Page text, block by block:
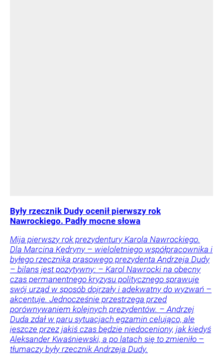
Były rzecznik Dudy ocenił pierwszy rok
Nawrockiego. Padły mocne słowa
Mija pierwszy rok prezydentury Karola Nawrockiego.
Dla Marcina Kędryny – wieloletniego współpracownika i
byłego rzecznika prasowego prezydenta Andrzeja Dudy
– bilans jest pozytywny: – Karol Nawrocki na obecny
czas permanentnego kryzysu politycznego sprawuje
swój urząd w sposób dojrzały i adekwatny do wyzwań –
akcentuje. Jednocześnie przestrzega przed
porównywaniem kolejnych prezydentów. – Andrzej
Duda zdał w paru sytuacjach egzamin celująco, ale
jeszcze przez jakiś czas będzie niedoceniony, jak kiedyś
Aleksander Kwaśniewski, a po latach się to zmieniło –
tłumaczy były rzecznik Andrzeja Dudy.